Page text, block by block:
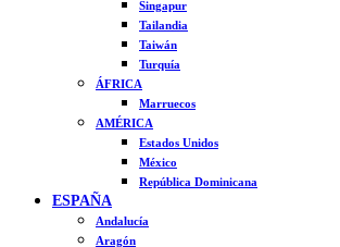
Singapur
Tailandia
Taiwán
Turquía
ÁFRICA
Marruecos
AMÉRICA
Estados Unidos
México
República Dominicana
ESPAÑA
Andalucía
Aragón